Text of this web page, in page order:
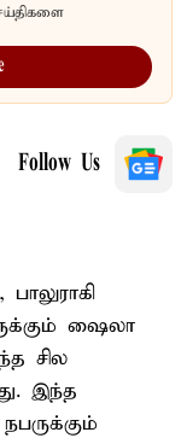
Follow Us
ஷைலா
சில
இந்த